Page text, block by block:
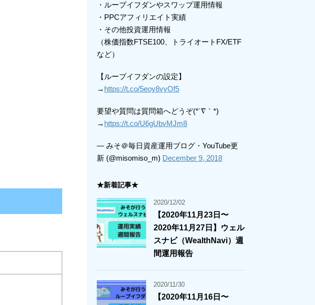
・ループイフダンやスワップ運用情報
・PPCアフィリエイト実績
・その他投資運用情報
（株価指数FTSE100、トライオートFX/ETF
など）
【ループイフダンの設定】
→ https://t.co/5eoy8vyOf5
要望や質問は質問箱へどうぞ(*´∇｀*)
→ https://t.co/U6gUbvMJm8
— みそ＠毎日資産運用ブログ・YouTube更
新 (@misomiso_m) December 9, 2018
★新着記事★
2020/12/02
【2020年11月23日〜
2020年11月27日】ウェル
スナビ（WealthNavi）週
間運用報告
2020/11/30
【2020年11月16日〜